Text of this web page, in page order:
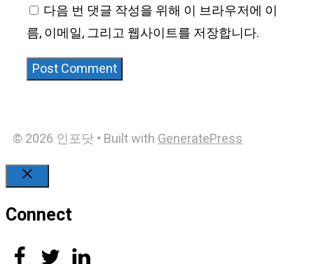
다음 번 댓글 작성을 위해 이 브라우저에 이
름, 이메일, 그리고 웹사이트를 저장합니다.
© 2026 인포닷• Built withGeneratePress
Connect